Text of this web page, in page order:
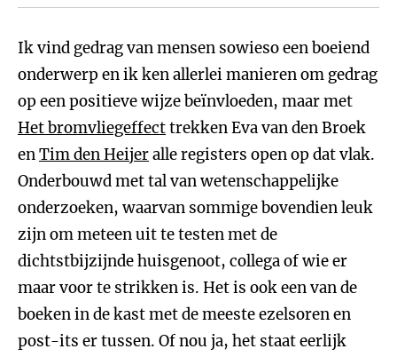
Ik vind gedrag van mensen sowieso een boeiend
onderwerp en ik ken allerlei manieren om gedrag
op een positieve wijze beïnvloeden, maar met
Het bromvliegeffecttrekken Eva van den Broek
enTim den Heijeralle registers open op dat vlak.
Onderbouwd met tal van wetenschappelijke
onderzoeken, waarvan sommige bovendien leuk
zijn om meteen uit te testen met de
dichtstbijzijnde huisgenoot, collega of wie er
maar voor te strikken is. Het is ook een van de
boeken in de kast met de meeste ezelsoren en
post-its er tussen. Of nou ja, het staat eerlijk